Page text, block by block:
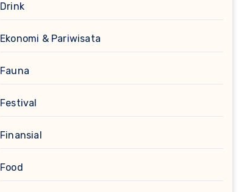
Drink
Ekonomi & Pariwisata
Fauna
Festival
Finansial
Food